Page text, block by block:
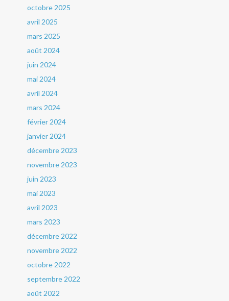
octobre 2025
avril 2025
mars 2025
août 2024
juin 2024
mai 2024
avril 2024
mars 2024
février 2024
janvier 2024
décembre 2023
novembre 2023
juin 2023
mai 2023
avril 2023
mars 2023
décembre 2022
novembre 2022
octobre 2022
septembre 2022
août 2022